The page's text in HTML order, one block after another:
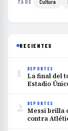
TAGS
RECIENTES
1 DEPORTES
La final del
Estadio
2 DEPORTES
Messi brilla
contra